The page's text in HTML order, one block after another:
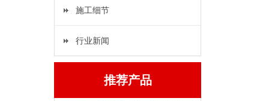
施工细节
行业新闻
推荐产品